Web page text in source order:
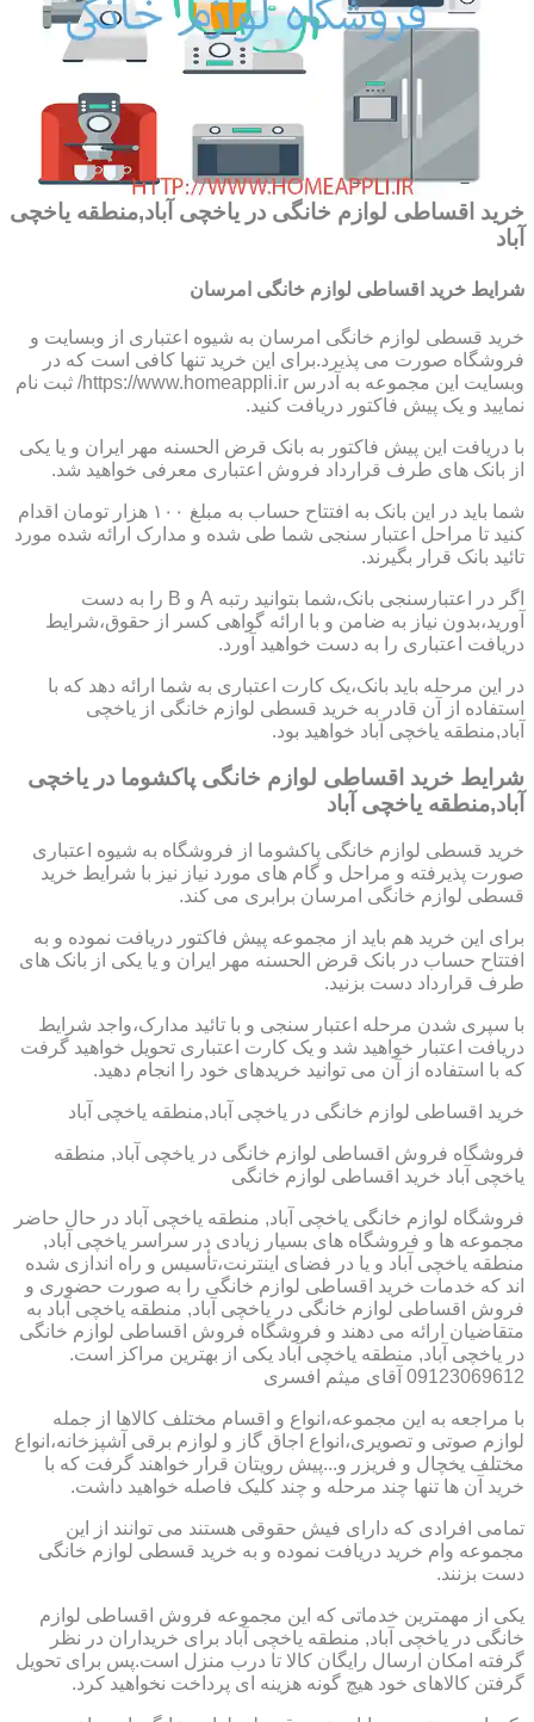
خرید اقساطی لوازم خانگی در یاخچی آباد,منطقه یاخچی
آباد
شرایط خرید اقساطی لوازم خانگی امرسان
خرید قسطی لوازم خانگی امرسان به شیوه اعتباری از وبسایت و
فروشگاه صورت می پذیرد.برای این خرید تنها کافی است که در
وبسایت این مجموعه به آدرس https://www.homeappli.ir/ ثبت نام
نمایید و یک پیش فاکتور دریافت کنید.
با دریافت این پیش فاکتور به بانک قرض الحسنه مهر ایران و یا یکی
از بانک های طرف قرارداد فروش اعتباری معرفی خواهید شد.
شما باید در این بانک به افتتاح حساب به مبلغ ۱۰۰ هزار تومان اقدام
کنید تا مراحل اعتبار سنجی شما طی شده و مدارک ارائه شده مورد
تائید بانک قرار بگیرند.
اگر در اعتبارسنجی بانک،شما بتوانید رتبه A و B را به دست
آورید،بدون نیاز به ضامن و با ارائه گواهی کسر از حقوق،شرایط
دریافت اعتباری را به دست خواهید آورد.
در این مرحله باید بانک،یک کارت اعتباری به شما ارائه دهد که با
استفاده از آن قادر به خرید قسطی لوازم خانگی از یاخچی
آباد,منطقه یاخچی آباد خواهید بود.
شرایط خرید اقساطی لوازم خانگی پاکشوما در یاخچی
آباد,منطقه یاخچی آباد
خرید قسطی لوازم خانگی پاکشوما از فروشگاه به شیوه اعتباری
صورت پذیرفته و مراحل و گام های مورد نیاز نیز با شرایط خرید
قسطی لوازم خانگی امرسان برابری می کند.
برای این خرید هم باید از مجموعه پیش فاکتور دریافت نموده و به
افتتاح حساب در بانک قرض الحسنه مهر ایران و یا یکی از بانک های
طرف قرارداد دست بزنید.
با سپری شدن مرحله اعتبار سنجی و با تائید مدارک،واجد شرایط
دریافت اعتبار خواهید شد و یک کارت اعتباری تحویل خواهید گرفت
که با استفاده از آن می توانید خریدهای خود را انجام دهید.
خرید اقساطی لوازم خانگی در یاخچی آباد,منطقه یاخچی آباد
فروشگاه فروش اقساطی لوازم خانگی در یاخچی آباد, منطقه
یاخچی آباد خرید اقساطی لوازم خانگی
فروشگاه لوازم خانگی یاخچی آباد, منطقه یاخچی آباد در حال حاضر
مجموعه ها و فروشگاه های بسیار زیادی در سراسر یاخچی آباد,
منطقه یاخچی آباد و یا در فضای اینترنت،تأسیس و راه اندازی شده
اند که خدمات خرید اقساطی لوازم خانگی را به صورت حضوری و
فروش اقساطی لوازم خانگی در یاخچی آباد, منطقه یاخچی آباد به
متقاضیان ارائه می دهند و فروشگاه فروش اقساطی لوازم خانگی
در یاخچی آباد, منطقه یاخچی آباد یکی از بهترین مراکز است.
09123069612 آقای میثم افسری
با مراجعه به این مجموعه،انواع و اقسام مختلف کالاها از جمله
لوازم صوتی و تصویری،انواع اجاق گاز و لوازم برقی آشپزخانه،انواع
مختلف یخچال و فریزر و...پیش رویتان قرار خواهند گرفت که با
خرید آن ها تنها چند مرحله و چند کلیک فاصله خواهید داشت.
تمامی افرادی که دارای فیش حقوقی هستند می توانند از این
مجموعه وام خرید دریافت نموده و به خرید قسطی لوازم خانگی
دست بزنند.
یکی از مهمترین خدماتی که این مجموعه فروش اقساطی لوازم
خانگی در یاخچی آباد, منطقه یاخچی آباد برای خریداران در نظر
گرفته امکان ارسال رایگان کالا تا درب منزل است.پس برای تحویل
گرفتن کالاهای خود هیچ گونه هزینه ای پرداخت نخواهید کرد.